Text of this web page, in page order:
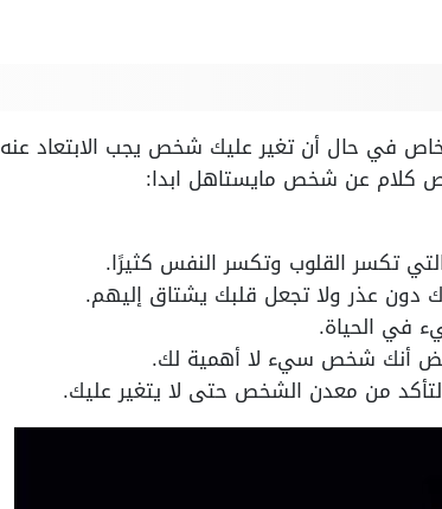
في حال أن تغير عليك شخص يجب الابتعاد عنه
كلام عن شخص مايستاهل ابدا:
تكسر القلوب وتكسر النفس كثيرًا.
دون عذر ولا تجعل قلبك يشتاق إليهم.
في الحياة.
أنك شخص سيء لا أهمية لك.
من معدن الشخص حتى لا يتغير عليك.